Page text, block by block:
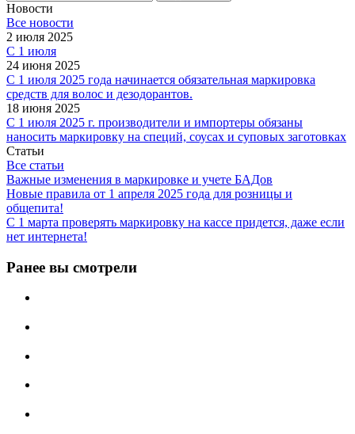
Новости
Все новости
2 июля 2025
С 1 июля
24 июня 2025
С 1 июля 2025 года начинается обязательная маркировка
средств для волос и дезодорантов.
18 июня 2025
С 1 июля 2025 г. производители и импортеры обязаны
наносить маркировку на специй, соусах и суповых заготовках
Статьи
Все статьи
Важные изменения в маркировке и учете БАДов
Новые правила от 1 апреля 2025 года для розницы и
общепита!
С 1 марта проверять маркировку на кассе придется, даже если
нет интернета!
Ранее вы смотрели